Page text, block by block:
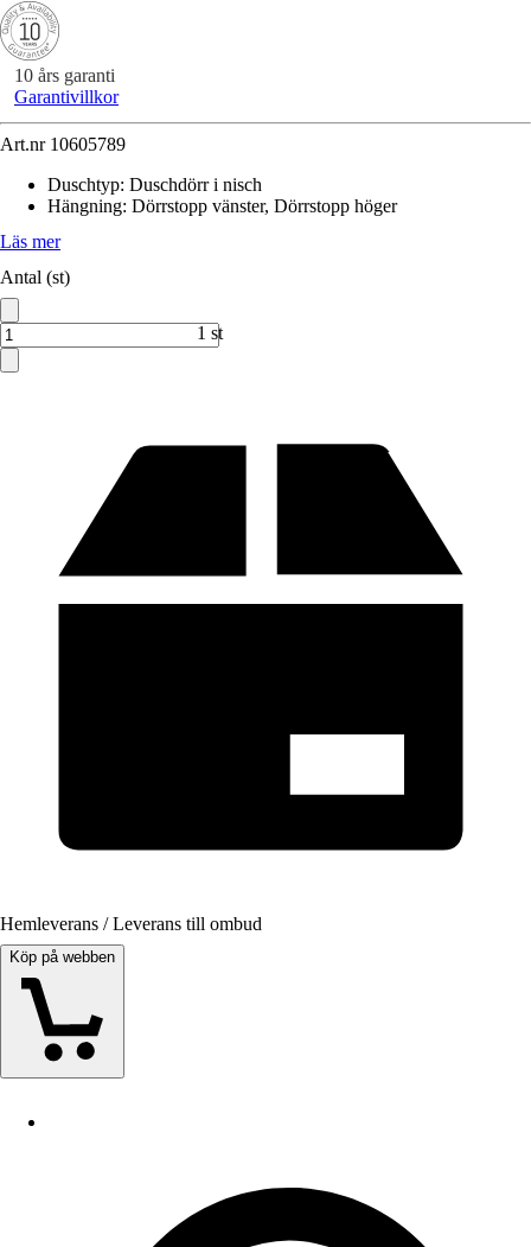
10 års garanti
Garantivillkor
Art.nr 10605789
Duschtyp: Duschdörr i nisch
Hängning: Dörrstopp vänster, Dörrstopp höger
Läs mer
Antal (st)
1 st
Hemleverans / Leverans till ombud
Köp på webben